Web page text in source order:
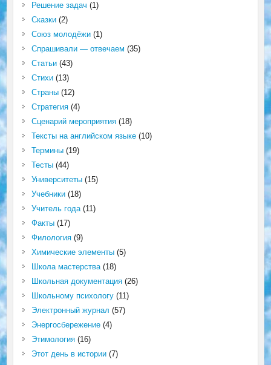
Решение задач (1)
Сказки(2)
Союз молодёжи(1)
Спрашивали — отвечаем (35)
Статьи(43)
Стихи(13)
Страны(12)
Стратегия(4)
Сценарий мероприятия(18)
Тексты на английском языке(10)
Термины(19)
Тесты(44)
Университеты(15)
Учебники(18)
Учитель года(11)
Факты(17)
Филология(9)
Химические элементы(5)
Школа мастерства(18)
Школьная документация(26)
Школьному психологу(11)
Электронный журнал (57)
Энергосбережение(4)
Этимология(16)
Этот день в истории(7)